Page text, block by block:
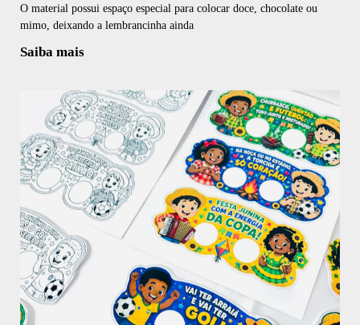
O material possui espaço especial para colocar doce, chocolate ou
mimo, deixando a lembrancinha ainda
Saiba mais